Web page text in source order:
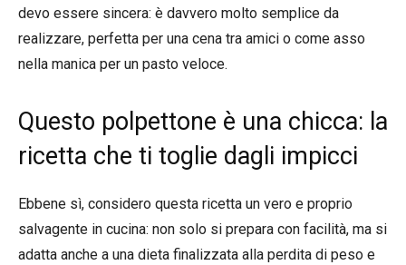
devo essere sincera: è davvero molto semplice da
realizzare, perfetta per una cena tra amici o come asso
nella manica per un pasto veloce.
Questo polpettone è una chicca: la
ricetta che ti toglie dagli impicci
Ebbene sì, considero questa ricetta un vero e proprio
salvagente in cucina: non solo si prepara con facilità, ma si
adatta anche a una dieta finalizzata alla perdita di peso e